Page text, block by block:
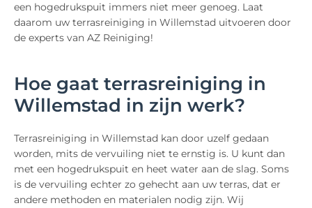
een hogedrukspuit immers niet meer genoeg. Laat
daarom uw terrasreiniging in Willemstad uitvoeren door
de experts van AZ Reiniging!
Hoe gaat terrasreiniging in
Willemstad in zijn werk?
Terrasreiniging in Willemstad kan door uzelf gedaan
worden, mits de vervuiling niet te ernstig is. U kunt dan
met een hogedrukspuit en heet water aan de slag. Soms
is de vervuiling echter zo gehecht aan uw terras, dat er
andere methoden en materialen nodig zijn. Wij